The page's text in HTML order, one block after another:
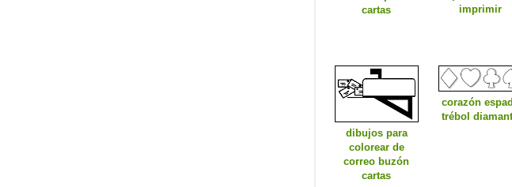
cartas
imprimir
dibujos para
colorear de
correo buzón
cartas
corazón
trébol